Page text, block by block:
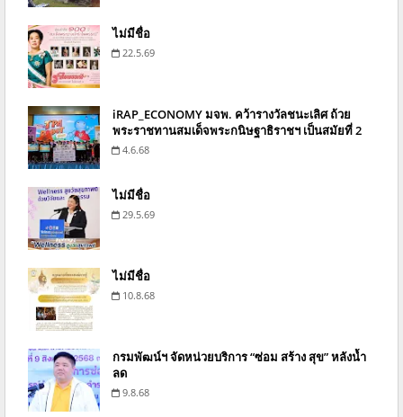
ไม่มีชื่อ
22.5.69
iRAP_ECONOMY มจพ. คว้ารางวัลชนะเลิศ ถ้วย
พระราชทานสมเด็จพระกนิษฐาธิราชฯ เป็นสมัยที่ 2
4.6.68
ไม่มีชื่อ
29.5.69
ไม่มีชื่อ
10.8.68
กรมพัฒน์ฯ จัดหน่วยบริการ “ซ่อม สร้าง สุข” หลังน้ำ
ลด
9.8.68